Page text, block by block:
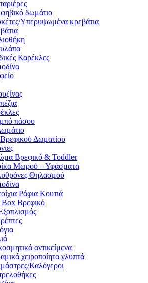
δωμάτιο
Υπερυψωμένα κρεβάτια
Καρέκλες
πάσου
Δωματίου
Βρεφικό & Toddler
Μωρού – Υφάσματα
Θηλασμού
Ράφια Κουτιά
Βρεφικό
αντικείμενα
χειροποίητα γλυπτά
Καλόγεροι